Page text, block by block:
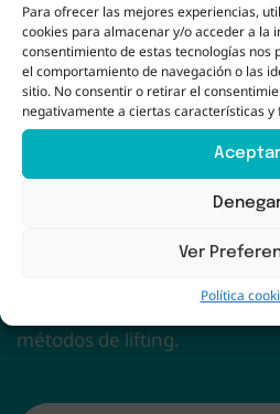
Para ofrecer las mejores experiencias,
cookies para almacenar y/o acceder a la
consentimiento de estas tecnologías
el comportamiento de navegación o las
sitio. No consentir o retirar el
negativamente a ciertas características y
Aceptar
Ver
Política
CLÍNICA ELEVACIÓN DE
TORRE
Ventajas de la
Nuestros tratamientos
métodos de lifting.